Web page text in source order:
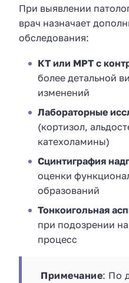
При выявлении
врач назначает
обследования:
КТ или МРТ с
более детальной
изменений
Лабораторные
(кортизол,
катехоламины)
Сцинтиграфия
оценки
образований
Тонкоигольная
при подозрении
процесс
Примечание: По